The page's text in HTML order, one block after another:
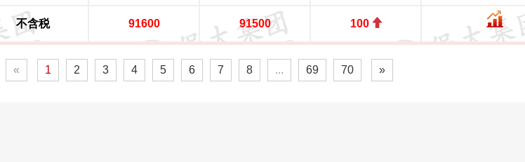
不含税 91600 91500 100
« 1 2 3 4 5 6 7 8 ... 69 70 »